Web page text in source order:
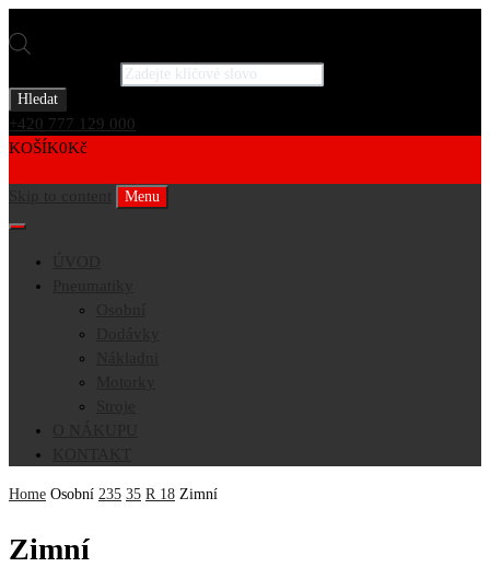
Hledat
+420 777 129 000
KOŠÍK0Kč
Menu
Home Osobní 235 35 R 18 Zimní
Zimní